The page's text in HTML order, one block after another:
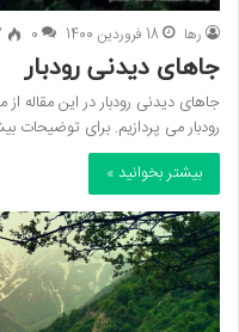
رها 18 فروردین 1400 0
جاهای دیدنی رودبار
جاهای دیدنی رودبار در این مقاله
رودبار می پردازیم. برای توضیحات
بیشتر بخوانید »